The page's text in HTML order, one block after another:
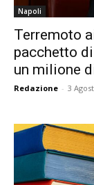
Napoli
Terremoto
pacchetto
un milione
Redazione - 3